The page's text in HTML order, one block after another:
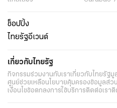
ช็อปปิ้ง
ไทยรัฐอีเวนต์
เกี่ยวกับไทยรัฐ
กิจกรรมร่วมงานกับเราเกี่ยวกับไทยรัฐมู
ศูนย์ช่วยเหลือนโยบายคุ้มครองข้อมูลส่ว
เงื่อนไขข้อตกลงการใช้บริการติดต่อเรา